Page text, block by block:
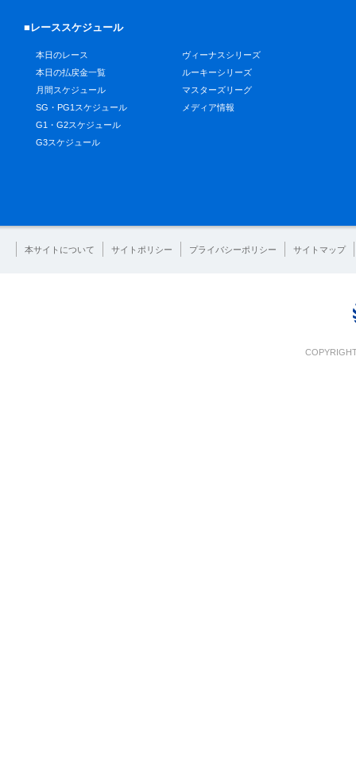
■レーススケジュール
本日のレース
本日の払戻金一覧
月間スケジュール
SG・PG1スケジュール
G1・G2スケジュール
G3スケジュール
ヴィーナスシリーズ
ルーキーシリーズ
マスターズリーグ
メディア情報
本サイトについて サイトポリシー プライバシーポリシー サイトマップ